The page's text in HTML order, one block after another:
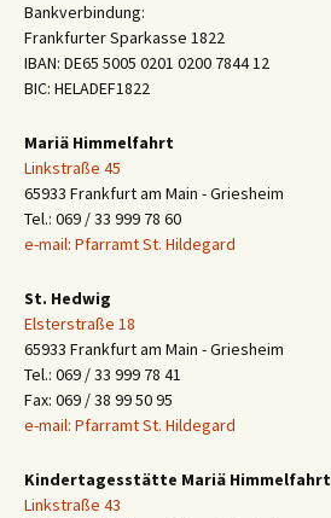
Bankverbindung:
Frankfurter Sparkasse 1822
IBAN: DE65 5005 0201 0200 7844 12
BIC: HELADEF1822
Mariä Himmelfahrt
Linkstraße 45
65933 Frankfurt am Main - Griesheim
Tel.: 069 / 33 999 78 60
e-mail: Pfarramt St. Hildegard
St. Hedwig
Elsterstraße 18
65933 Frankfurt am Main - Griesheim
Tel.: 069 / 33 999 78 41
Fax: 069 / 38 99 50 95
e-mail: Pfarramt St. Hildegard
Kindertagesstätte Mariä Himmelfahrt
Linkstraße 43